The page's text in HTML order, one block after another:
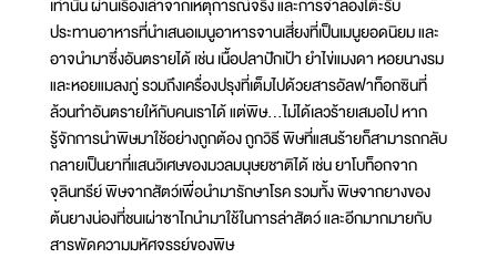
เท่านั้น ผ่านเรื่องเล่าจากเหตุการณ์จริง และการจำลองโต๊ะรับ
ประทานอาหารที่นำเสนอเมนูอาหารจานเสี่ยงที่เป็นเมนูยอดนิยม และ
อาจนำมาซึ่งอันตรายได้ เช่น เนื้อปลาปักเป้า ยำไข่แมงดา หอยนางรม
และหอยแมลงภู่ รวมถึงเครื่องปรุงที่เต็มไปด้วยสารอัลฟาท็อกซินที่
ล้วนทำอันตรายให้กับคนเราได้ แต่พิษ...ไม่ได้เลวร้ายเสมอไป หาก
รู้จักการนำพิษมาใช้อย่างถูกต้อง ถูกวิธี พิษที่แสนร้ายก็สามารถกลับ
กลายเป็นยาที่แสนวิเศษของมวลมนุษยชาติได้ เช่น ยาโบท็อกจาก
จุลินทรีย์ พิษจากสัตว์เพื่อนำมารักษาโรค รวมทั้ง พิษจากยางของ
ต้นยางน่องที่ชนเผ่าซาไกนำมาใช้ในการล่าสัตว์ และอีกมากมายกับ
สารพัดความมหัศจรรย์ของพิษ